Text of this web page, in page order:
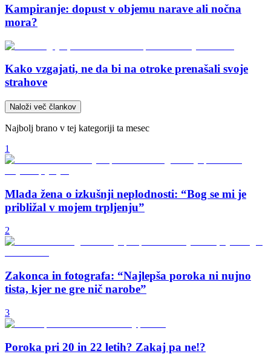
Kampiranje: dopust v objemu narave ali nočna
mora?
Kako vzgajati, ne da bi na otroke prenašali svoje
strahove
Naloži več člankov
Najbolj brano v tej kategoriji ta mesec
1
Mlada žena o izkušnji neplodnosti: “Bog se mi je
približal v mojem trpljenju”
2
Zakonca in fotografa: “Najlepša poroka ni nujno
tista, kjer ne gre nič narobe”
3
Poroka pri 20 in 22 letih? Zakaj pa ne!?